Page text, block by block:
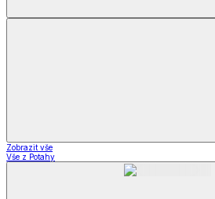
Zobrazit vše
Vše z Potahy